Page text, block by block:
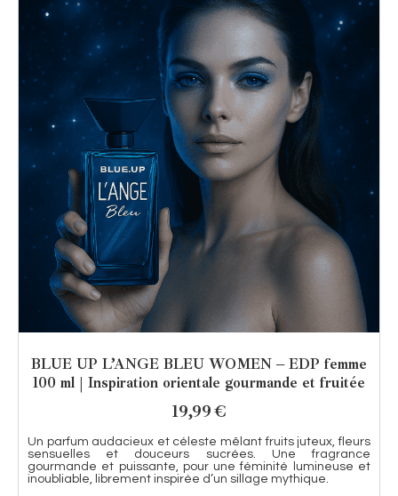
BLUE UP L’ANGE BLEU WOMEN – EDP femme
100 ml | Inspiration orientale gourmande et fruitée
19,99€
Un parfum audacieux et céleste mêlant fruits juteux, fleurs
sensuelles et douceurs sucrées. Une fragrance
gourmande et puissante, pour une féminité lumineuse et
inoubliable, librement inspirée d’un sillage mythique.